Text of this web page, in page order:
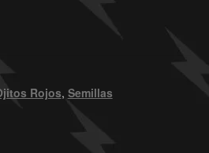
Rojos, Semillas